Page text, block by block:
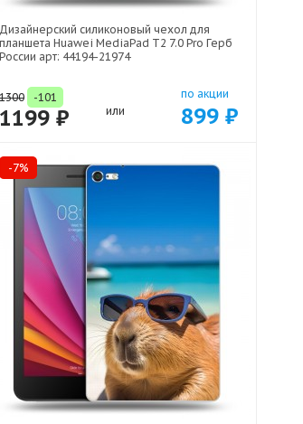
Дизайнерский силиконовый чехол для
планшета Huawei MediaPad T2 7.0 Pro Герб
России арт: 44194-21974
1300 -101
1199 ₽ или
по акции
899 ₽
-7%